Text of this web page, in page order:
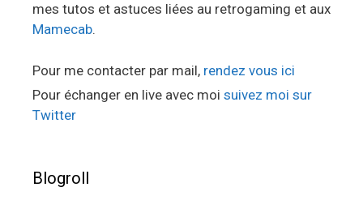
mes tutos et astuces liées au retrogaming et aux
Mamecab.
Pour me contacter par mail, rendez vous ici
Pour échanger en live avec moi suivez moi sur
Twitter
Blogroll